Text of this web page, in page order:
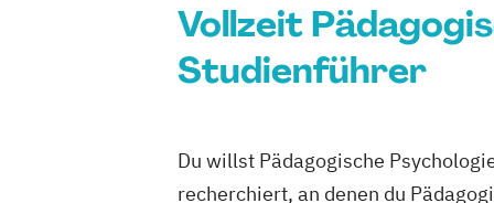
Vollzeit
Studienführer
Du willst Pädagogische
recherchiert, an denen du